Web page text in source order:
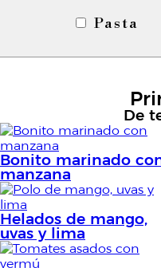
Pasta
De
Bonito marinado
manzana
Helados de mango,
uvas y lima